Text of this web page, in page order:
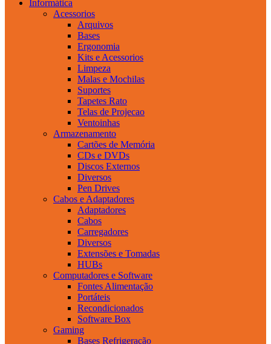
Informática
Acessorios
Arquivos
Bases
Ergonomia
Kits e Acessorios
Limpeza
Malas e Mochilas
Suportes
Tapetes Rato
Telas de Projecao
Ventoinhas
Armazenamento
Cartões de Memória
CDs e DVDs
Discos Externos
Diversos
Pen Drives
Cabos e Adaptadores
Adaptadores
Cabos
Carregadores
Diversos
Extensões e Tomadas
HUBs
Computadores e Software
Fontes Alimentação
Portáteis
Recondicionados
Software Box
Gaming
Bases Refrigeração